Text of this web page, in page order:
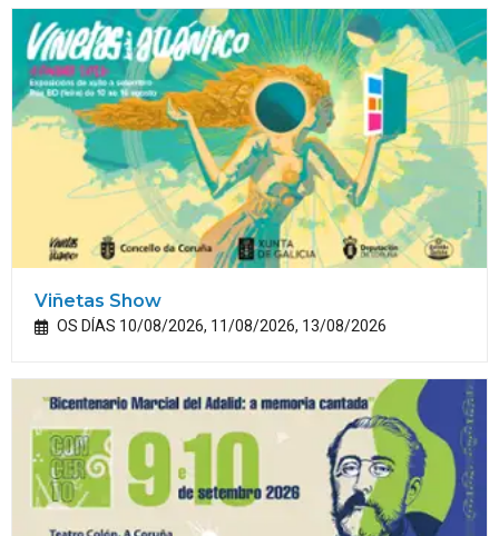
Viñetas Show
OS DÍAS 10/08/2026, 11/08/2026, 13/08/2026